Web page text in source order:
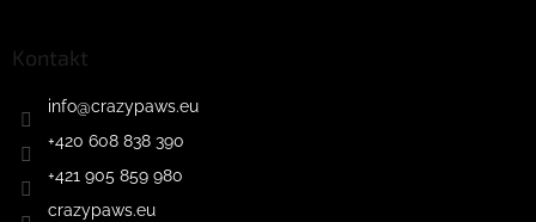
Kontakt
info@crazypaws.eu
+420 608 838 390
+421 905 859 980
crazypaws.eu